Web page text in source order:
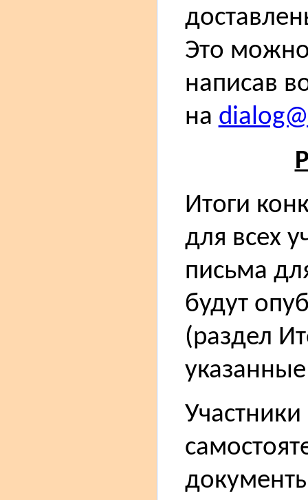
Это
написав
на
Итоги
для всех
письма
будут
(раздел